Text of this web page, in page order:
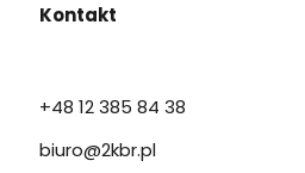
Kontakt
+48 12 385 84 38
biuro@2kbr.pl